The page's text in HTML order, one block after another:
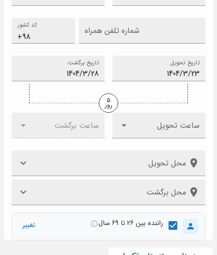
کد کشور شماره تلفن همراه
تاریخ تحویل تاریخ برگشت
5
روز
ساعت تحویل ساعت برگشت
محل تحویل
محل برگشت
راننده بین 26 تا 69 سال تغییر